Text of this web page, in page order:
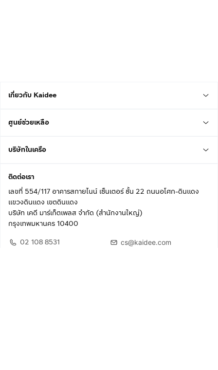
เกี่ยวกับ Kaidee
ศูนย์ช่วยเหลือ
บริษัทในเครือ
ติดต่อเรา
เลขที่ 554/117 อาคารสกายไนน์ เซ็นเตอร์ ชั้น 22 ถนนอโศก-ดินแดง
แขวงดินแดง เขตดินแดง
บริษัท เคดี มาร์เก็ตเพลส จำกัด (สำนักงานใหญ่)
กรุงเทพมหานคร 10400
02 108 8531
cs@kaidee.com